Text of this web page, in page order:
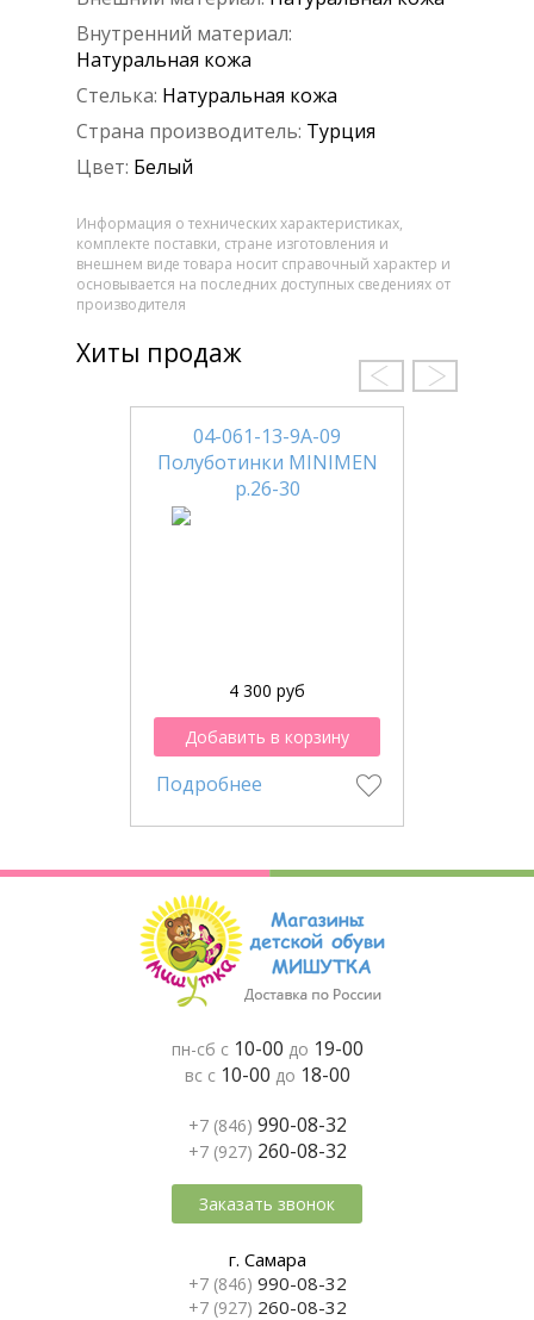
Внутренний материал:
Натуральная кожа
Стелька: Натуральная кожа
Страна производитель: Турция
Цвет: Белый
Информация о технических характеристиках,
комплекте поставки, стране изготовления и
внешнем виде товара носит справочный характер и
основывается на последних доступных сведениях от
производителя
Хиты продаж
04-061-13-9А-09
Полуботинки MINIMEN
р.26-30
4 300 руб
Добавить в корзину
Подробнее
пн-сб с 10-00 до 19-00
вс с 10-00 до 18-00
+7 (846) 990-08-32
+7 (927) 260-08-32
Заказать звонок
г. Самара
+7 (846) 990-08-32
+7 (927) 260-08-32